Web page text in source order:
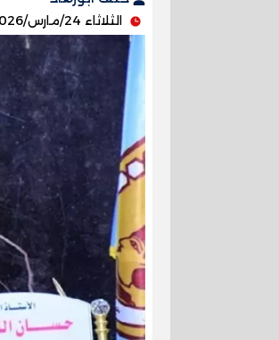
الثلاثاء 24/مارس/2026 - 05:29 م